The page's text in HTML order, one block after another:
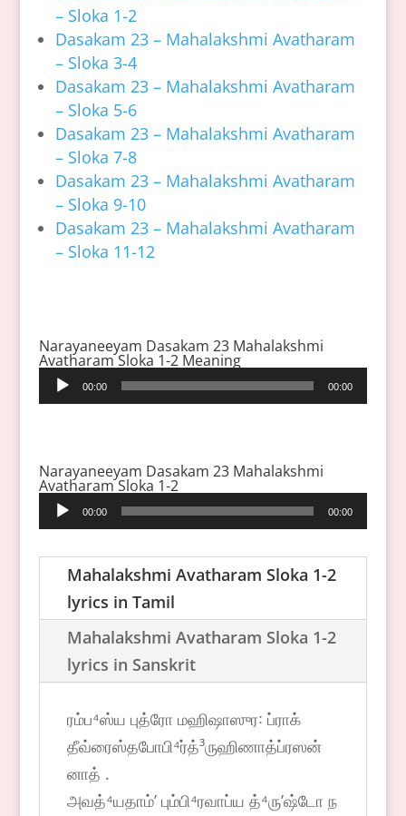
– Sloka 1-2
Dasakam 23 – Mahalakshmi Avatharam
– Sloka 3-4
Dasakam 23 – Mahalakshmi Avatharam
– Sloka 5-6
Dasakam 23 – Mahalakshmi Avatharam
– Sloka 7-8
Dasakam 23 – Mahalakshmi Avatharam
– Sloka 9-10
Dasakam 23 – Mahalakshmi Avatharam
– Sloka 11-12
Narayaneeyam Dasakam 23 Mahalakshmi
Avatharam Sloka 1-2 Meaning
Audio
Player
00:00 00:00
Narayaneeyam Dasakam 23 Mahalakshmi
Avatharam Sloka 1-2
Audio
Player
00:00 00:00
Mahalakshmi Avatharam Sloka 1-2
lyrics in Tamil
Mahalakshmi Avatharam Sloka 1-2
lyrics in Sanskrit
ரம்ப⁴ஸ்ய புத்ரோ மஹிஷாஸுர꞉ ப்ராக்
தீவ்ரைஸ்தபோபி⁴ர்த்³ருஹிணாத்ப்ரஸன்
னாத் .
அவத்⁴யதாம்ʼ பும்பி⁴ரவாப்ய த்⁴ருʼஷ்டோ ந